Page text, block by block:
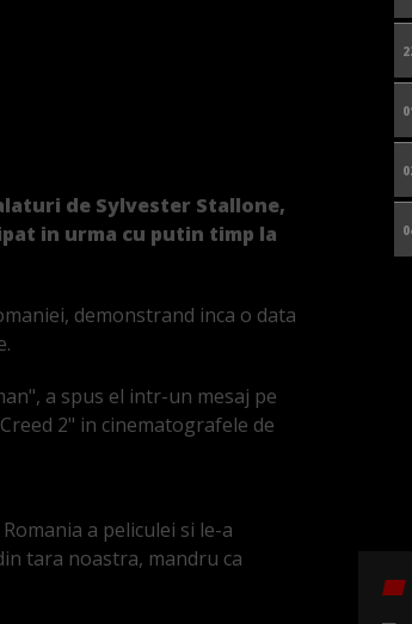
de Sylvester Stallone,
in urma cu putin timp la
demonstrand inca o data
a spus el intr-un mesaj pe
2" in cinematografele de
a peliculei si le-a
tara noastra, mandru ca